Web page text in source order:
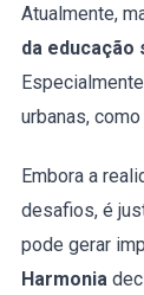
Atualmente,
da educação
urbanas,
Embora a
desafios, é
pode gerar
Harmonia